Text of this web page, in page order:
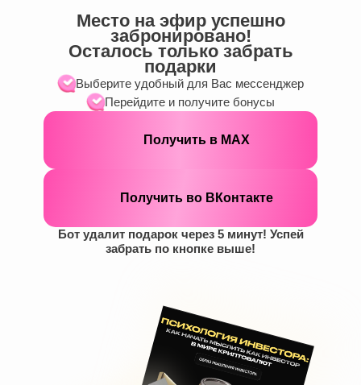
Место на эфир успешно
забронировано!
Осталось только забрать
подарки
Выберите удобный для Вас мессенджер
Перейдите и получите бонусы
Получить в МАХ
Получить во ВКонтакте
Бот удалит подарок через 5 минут! Успей
забрать по кнопке выше!